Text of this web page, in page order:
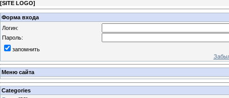
[SITE LOGO]
Форма входа
Логин:
Пароль:
запомнить
Меню сайта
Categories